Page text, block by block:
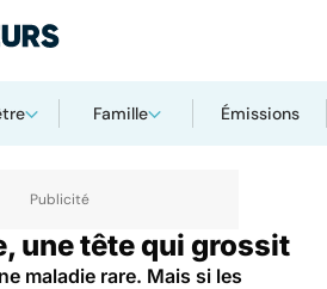
Famille Émissions
raresMaladie orpheline
une tête qui grossit
maladie rare. Mais si les